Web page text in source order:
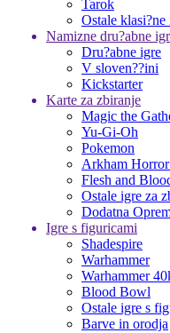
Tarok
Ostale klasi?ne
Namizne dru?abne
Dru?abne igre
V sloven??ini
Kickstarter
Karte za zbiranje
Magic the
Yu-Gi-Oh
Pokemon
Arkham
Flesh and
Ostale igre za
Dodatna
Igre s figuricami
Shadespire
Warhammer
Warhammer
Blood Bowl
Ostale igre s
Barve in orodja